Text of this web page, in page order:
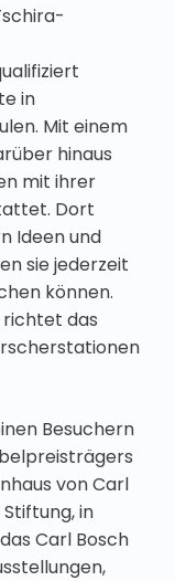
in
Mit einem
hinaus
mit ihrer
Dort
Ideen und
sie jederzeit
können.
richtet das
Besuchern
von Carl
in
Carl Bosch